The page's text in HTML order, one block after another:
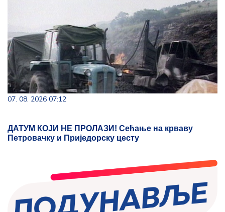
07. 08. 2026 07:12
ДАТУМ КОЈИ НЕ ПРОЛАЗИ! Сећање на крваву
Петровачку и Приједорску цесту